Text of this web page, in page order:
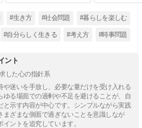
#生き方 #社会問題 #暮らしを楽しむ
#自分らしく生きる #考え方 #時事問題
ント
した心の指針系
や迷いを手放し、必要な量だけを受け入れる
ゆる場面での過剰や不足を避けることが、自
と示す内容が中心です。シンプルながら実践
まざまな側面で過ぎないことを意識しなが
ントを追究しています。